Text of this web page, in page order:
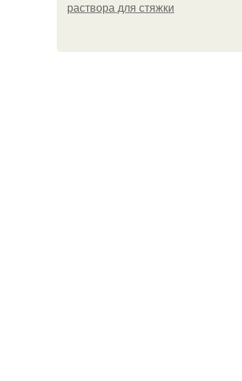
раствора для стяжки